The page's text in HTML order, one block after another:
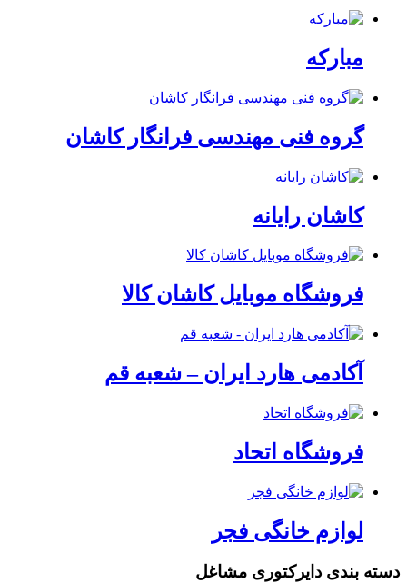
مبارکه
گروه فنی مهندسی فرانگار کاشان
کاشان رایانه
فروشگاه موبایل کاشان کالا
آکادمی هارد ایران – شعبه قم
فروشگاه اتحاد
لوازم خانگی فجر
دسته بندی دایرکتوری مشاغل